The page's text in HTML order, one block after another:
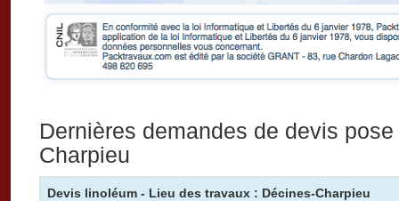
Dernières demandes de devis
Charpieu
Devis linoléum - Lieu des travaux : Décines-Charpieu